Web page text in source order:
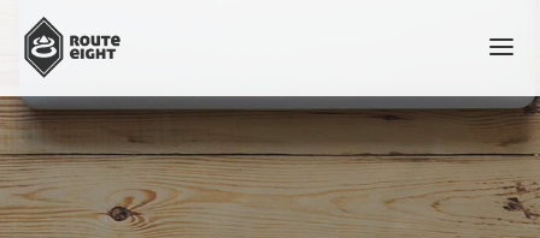
保暖衣褲
保暖手套
保暖三用帽